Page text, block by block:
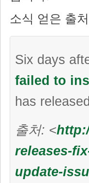
소식 얻은 출
Six days
failed to
has
출처: <
releases-
update-